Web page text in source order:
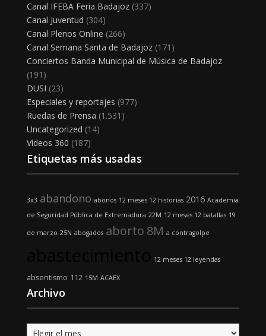
Canal IFEBA Feria Badajoz(337)
Canal Juventud (304)
Canal Plenos Online (266)
Canal Semana Santa de Badajoz(171)
Conciertos Banda Municipal de Música de Badajoz
(191)
DUSI (23)
Especiales y reportajes (977)
Ruedas de Prensa (1.531)
Uncategorized (14)
Vídeos 360 (187)
Etiquetas más usadas
3x3 abandono abonos 12 meses 12 historias 2016 Academia
de Seguridad Pública de Extremadura 22M 12 meses 12 batallas 19
de marzo 25N abogados aborto 8M a contragolpe
12 meses 12 leyendas
absentismo 112 15M ACAEX
Archivo
Archivo